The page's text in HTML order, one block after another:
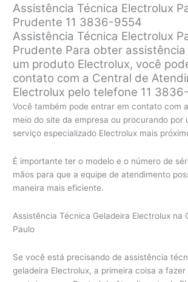
Assistência Técnica Electrolux
Prudente 11 3836-9554
Assistência Técnica Electrolux
Prudente Para obter
um produto Electrolux, você
contato com a Central de
Electrolux pelo telefone 11
Você também pode entrar em contato com
meio do site da empresa ou procurando por
serviço especializado Electrolux mais
É importante ter o modelo e o número de
mãos para que a equipe de atendimento
maneira mais eficiente.
Assistência Técnica Geladeira Electrolux na
Paulo
Se você está precisando de assistência
geladeira Electrolux, a primeira coisa a